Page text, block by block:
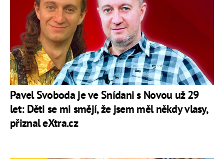
Pavel Svoboda je ve Snídani s Novou už 29
let: Děti se mi smějí, že jsem měl někdy vlasy,
přiznal eXtra.cz